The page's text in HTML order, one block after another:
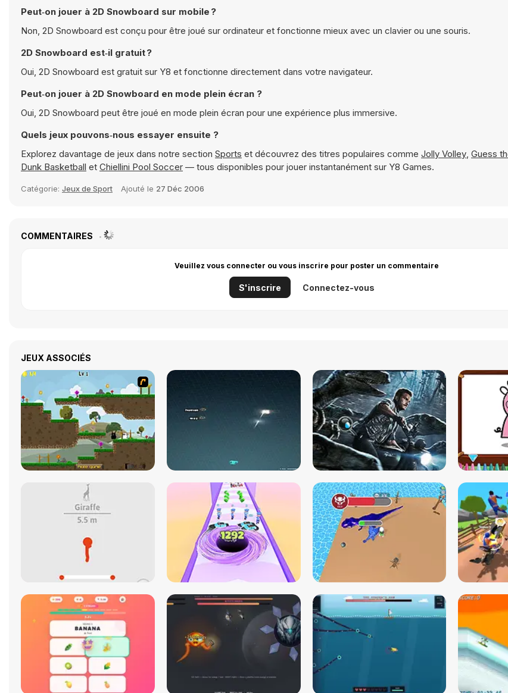
Peut‑on jouer à 2D Snowboard sur mobile ?
Non, 2D Snowboard est conçu pour être joué sur ordinateur et fonctionne mieux avec un clavier ou une souris.
2D Snowboard est‑il gratuit ?
Oui, 2D Snowboard est gratuit sur Y8 et fonctionne directement dans votre navigateur.
Peut‑on jouer à 2D Snowboard en mode plein écran ?
Oui, 2D Snowboard peut être joué en mode plein écran pour une expérience plus immersive.
Quels jeux pouvons‑nous essayer ensuite ?
Explorez davantage de jeux dans notre section Sports et découvrez des titres populaires comme Jolly Volley, Guess
Dunk Basketball et Chiellini Pool Soccer — tous disponibles pour jouer instantanément sur Y8 Games.
Catégorie: Jeux de Sport Ajouté le 27 Déc 2006
COMMENTAIRES
Veuillez vous connecter ou vous inscrire pour poster un commentaire
S'inscrire Connectez-vous
JEUX ASSOCIÉS